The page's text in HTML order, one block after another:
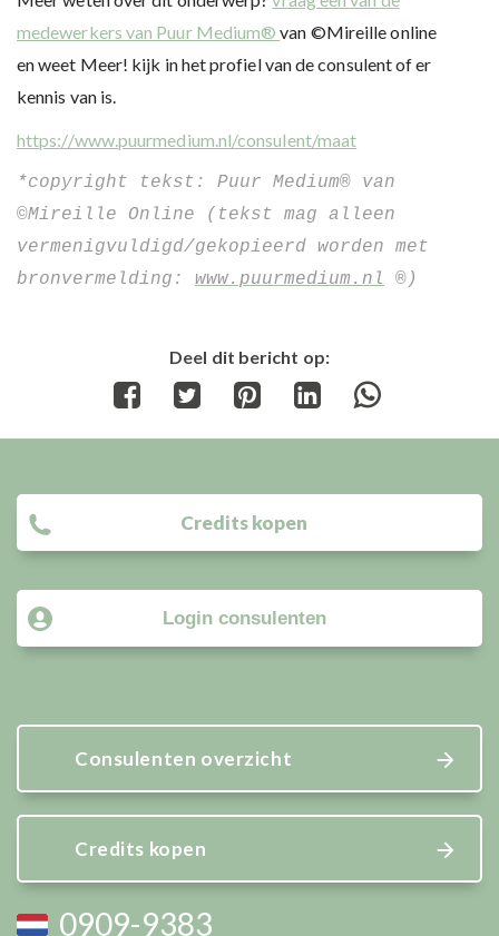
medewerkers van Puur Medium®van ©Mireille online
en weet Meer! kijk in het profiel van de consulent of er
kennis van is.
https://www.puurmedium.nl/consulent/maat
*copyright tekst: Puur Medium® van
©Mireille Online (tekst mag alleen
vermenigvuldigd/gekopieerd worden met
bronvermelding: www.puurmedium.nl ®)
Deel dit bericht op:
Share
Share
Share
Share
Credits kopen
Login consulenten
Consulenten overzicht
Credits kopen
0909-9383